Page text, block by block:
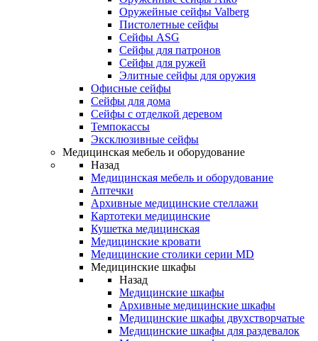
Оружейные сейфы Valberg
Пистолетные сейфы
Сейфы ASG
Сейфы для патронов
Сейфы для ружей
Элитные сейфы для оружия
Офисные сейфы
Сейфы для дома
Сейфы с отделкой деревом
Темпокассы
Эксклюзивные сейфы
Медицинская мебель и оборудование
Назад
Медицинская мебель и оборудование
Аптечки
Архивные медицинские стеллажи
Картотеки медицинские
Кушетка медицинская
Медицинские кровати
Медицинские столики серии MD
Медицинские шкафы
Назад
Медицинские шкафы
Архивные медицинские шкафы
Медицинские шкафы двухстворчатые
Медицинские шкафы для раздевалок